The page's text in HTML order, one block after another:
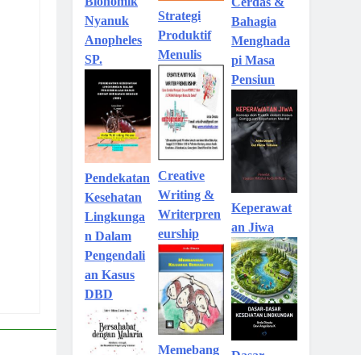
Nyanuk
Anopheles
SP.
Pendekatan
Kesehatan
Lingkunga
n Dalam
Pengendali
an Kasus
DBD
Strategi
Produktif
Menulis
Creative
Writing &
Writerpren
eurship
Memebang
Bahagia
Menghada
pi Masa
Pensiun
Keperawat
an Jiwa